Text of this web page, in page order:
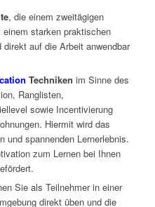
, die einem zweitägigen
starken praktischen
auf die Arbeit anwendbar
Techniken im Sinne des
Ranglisten,
sowie Incentivierung
Hiermit wird das
und spannenden Lernerlebnis.
zum Lernen bei Ihnen
Sie als Teilnehmer in einer
direkt üben und die